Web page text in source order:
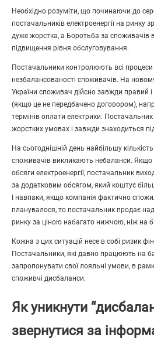
Необхідно розуміти, що починаючи до
постачальників електроенергії на ринку
дуже жорстка, а Боротьба за споживачів
підвищення рівня обслуговування.
Постачальники контролюють всі процеси
незбалансованості споживачів. На
України споживач дійсно завжди правий і
(якщо це не передбачено договором),
термінів оплати електрики.
жорстких умовах і завжди знаходиться
На сьогоднішній день найбільшу
споживачів викликають небаланси. Якщо
обсяги електроенергії, постачальник
за додатковим обсягом, який коштує
І навпаки, якщо компанія фактично
планувалося, то постачальник продає
ринку за ціною набагато нижчою, ніж на
Кожна з цих ситуацій несе в собі ризик
Постачальники, які давно працюють на
запропонувати свої лояльні умови, в
споживчі дисбаланси.
Як уникнути
звернутися за